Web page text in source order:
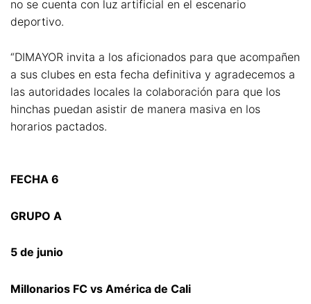
no se cuenta con luz artificial en el escenario
deportivo.
“DIMAYOR invita a los aficionados para que acompañen
a sus clubes en esta fecha definitiva y agradecemos a
las autoridades locales la colaboración para que los
hinchas puedan asistir de manera masiva en los
horarios pactados.
FECHA 6
GRUPO A
5 de junio
Millonarios FC vs América de Cali